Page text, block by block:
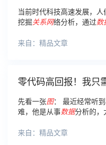
了解他们的区别吗？
当前时代科技高速发展，
挖掘关系网络分析，通过 数
变化，驱动业务实现增长。
来自：精品文章
零代码高回报！我只
先看一张图： 最近经常听到小伙伴向我诉苦：现在找工作好
难，他是从事数据分析的，
不是很多。
来自：精品文章